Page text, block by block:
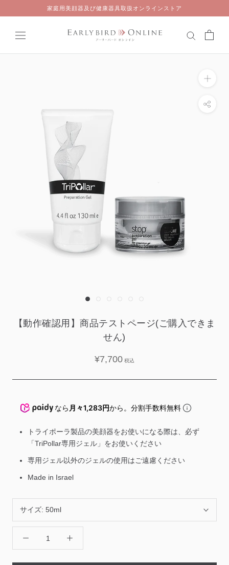
to
家庭用美顔器及び健康器具取扱オンラインストア
【動作確認用】商品テストページ(ご購入できま
せん)
¥7,700
なら 月々1,283円から。分割手数料無料
トライポーラ製品の美顔器をお使いになる際は、必ず
「TriPollar専用ジェル」をお使いください
専用ジェル以外のジェルの使用はご遠慮ください
Made in Israel
サイズ: 50ml